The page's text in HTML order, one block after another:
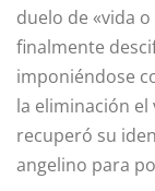
duelo de «vida
finalmente
imponiéndose
la eliminación el
recuperó su
angelino para